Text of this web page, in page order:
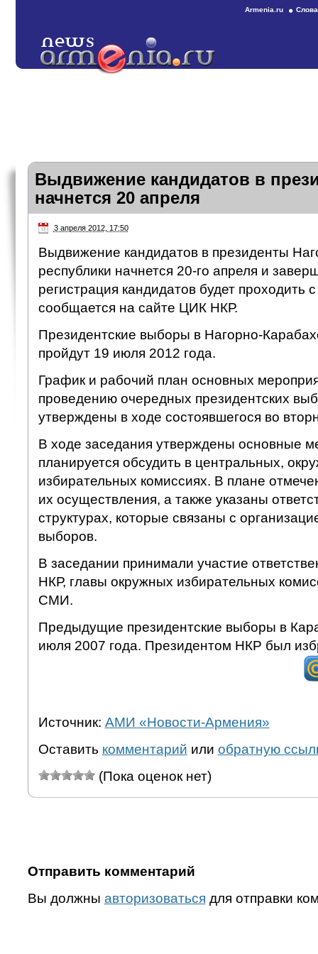
Armenia.ru
Выдвижение кандидатов в
начнется 20 апреля
3 апреля 2012, 17:50
Выдвижение кандидатов в президенты
республики начнется 20-го апреля и
регистрация кандидатов будет проходить
сообщается на сайте ЦИК НКР.
Президентские выборы в Нагорно-
пройдут 19 июля 2012 года.
График и рабочий план основных
проведению очередных президентских
утверждены в ходе состоявшегося во
В ходе заседания утверждены основные
планируется обсудить в центральных,
избирательных комиссиях. В плане
их осуществления, а также указаны
структурах, которые связаны с
выборов.
В заседании принимали участие
НКР, главы окружных избирательных
СМИ.
Предыдущие президентские выборы в
июля 2007 года. Президентом НКР был
Источник: АМИ «Новости-Армения»
Оставить комментарий или обратную
(Пока оценок нет)
Отправить комментарий
Вы должны авторизоваться для отправки